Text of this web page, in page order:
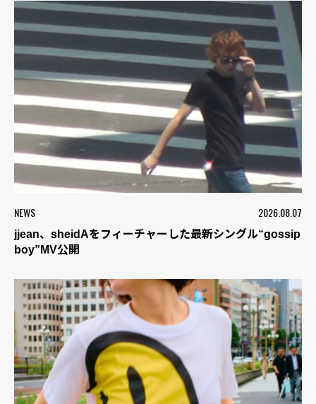
NEWS 2026.08.07
jjean、sheidAをフィーチャーした最新シングル“gossip
boy”MV公開